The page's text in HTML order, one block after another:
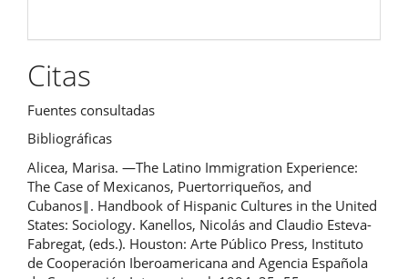
Citas
Fuentes consultadas
Bibliográficas
Alicea, Marisa. ―The Latino Immigration Experience:
The Case of Mexicanos, Puertorriqueños, and
Cubanos‖. Handbook of Hispanic Cultures in the United
States: Sociology. Kanellos, Nicolás and Claudio Esteva-
Fabregat, (eds.). Houston: Arte Público Press, Instituto
de Cooperación Iberoamericana and Agencia Española